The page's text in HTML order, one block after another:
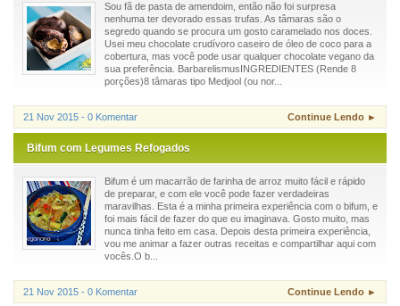
Sou fã de pasta de amendoim, então não foi surpresa
nenhuma ter devorado essas trufas. As tâmaras são o
segredo quando se procura um gosto caramelado nos doces.
Usei meu chocolate crudívoro caseiro de óleo de coco para a
cobertura, mas você pode usar qualquer chocolate vegano da
sua preferência. BarbarelismusINGREDIENTES (Rende 8
porções)8 tâmaras tipo Medjool (ou nor...
21 Nov 2015 - 0 Komentar Continue Lendo ►
Bifum com Legumes Refogados
Bifum é um macarrão de farinha de arroz muito fácil e rápido
de preparar, e com ele você pode fazer verdadeiras
maravilhas. Esta é a minha primeira experiência com o bifum, e
foi mais fácil de fazer do que eu imaginava. Gosto muito, mas
nunca tinha feito em casa. Depois desta primeira experiência,
vou me animar a fazer outras receitas e compartilhar aqui com
vocês.O b...
21 Nov 2015 - 0 Komentar Continue Lendo ►